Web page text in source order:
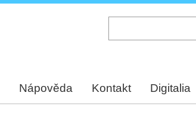
Nápověda Kontakt Digitalia